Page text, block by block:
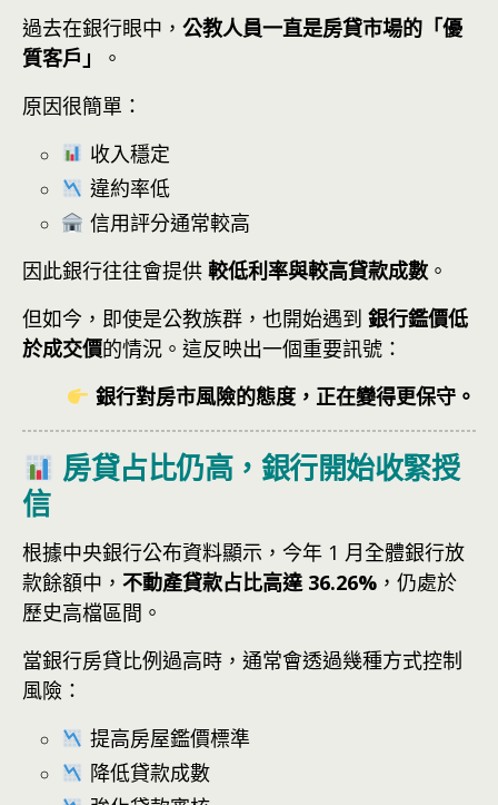
過去在銀行眼中， 公教人員一直是房貸市場的「優
質客戶」
。
原因很簡單：
收入穩定
違約率低
信用評分通常較高
因此銀行往往會提供 較低利率與較高貸款成數 。
但如今，即使是公教族群，也開始遇到 銀行鑑價低
於成交價的情況。這反映出一個重要訊號：
銀行對房市風險的態度，正在變得更保守。
房貸占比仍高，銀行開始收緊授
信
根據中央銀行公布資料顯示，今年 1 月全體銀行放
款餘額中， 不動產貸款占比高達 36.26% ，仍處於
歷史高檔區間。
當銀行房貸比例過高時，通常會透過幾種方式控制
風險：
提高房屋鑑價標準
降低貸款成數